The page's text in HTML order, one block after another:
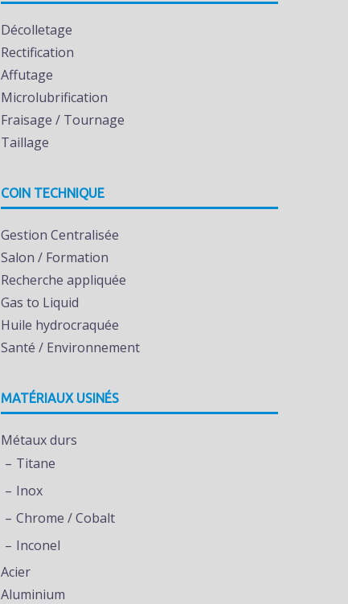
Décolletage
Rectification
Affutage
Microlubrification
Fraisage / Tournage
Taillage
COIN TECHNIQUE
Gestion Centralisée
Salon / Formation
Recherche appliquée
Gas to Liquid
Huile hydrocraquée
Santé / Environnement
MATÉRIAUX USINÉS
Métaux durs
Titane
Inox
Chrome / Cobalt
Inconel
Acier
Aluminium